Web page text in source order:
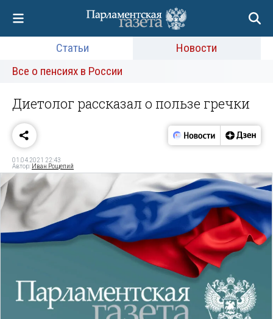
Статьи
Новости
Все о пенсиях в России
Диетолог рассказал о пользе гречки
01.04.2021 22:43
Автор: Иван Рощепий